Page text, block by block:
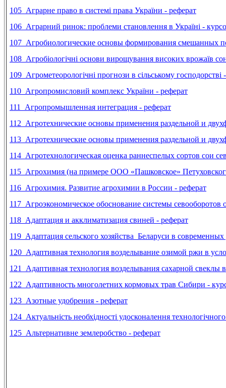
105 Аграрне право в системі права України - реферат
106 Аграрний ринок: проблеми становлення в Україні -
107 Агробиологические основы формирования смешанных
108 Агробіологічні основи вирощування високих врожаїв
109 Агрометеорологічні прогнози в сільському господорстві
110 Агропромисловий комплекс України - реферат
111 Агропромышленная интеграция - реферат
112 Агротехнические основы применения раздельной и
113 Агротехнические основы применения раздельной и
114 Агротехнологическая оценка раннеспелых сортов сои
115 Агрохимия (на примере ООО «Пашковское»
116 Агрохимия. Развитие агрохимии в России - реферат
117 Агроэкономическое обоснование системы
118 Адаптация и акклиматизация свиней - реферат
119 Адаптация сельского хозяйства Беларуси в
120 Адаптивная технология возделывание озимой ржи в
121 Адаптивная технология возделывания сахарной свеклы
122 Адаптивность многолетних кормовых трав Сибири -
123 Азотные удобрения - реферат
124 Актуальність необхідності удосконалення
125 Альтернативне землеробство - реферат